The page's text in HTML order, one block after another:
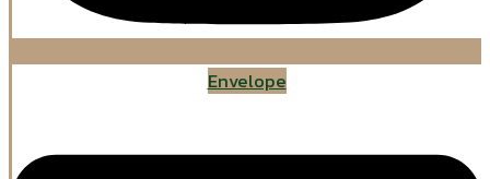
Envelope